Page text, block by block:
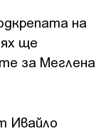
на
ще
за Меглена
Ивайло